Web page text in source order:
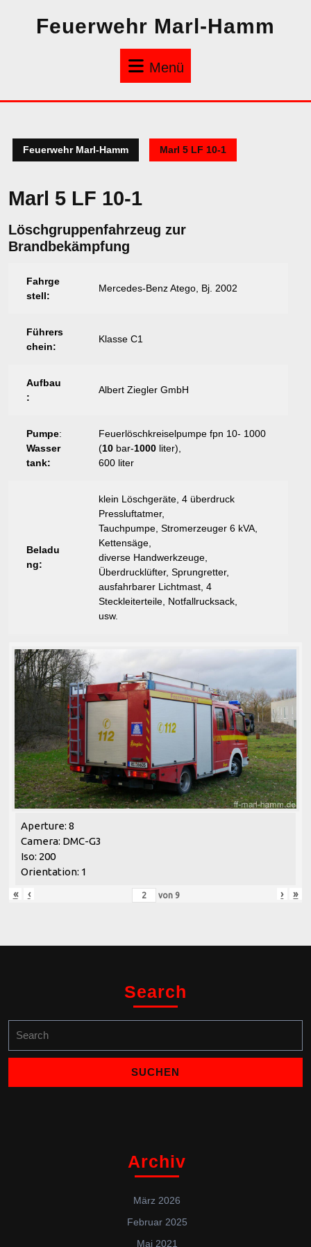
Feuerwehr Marl-Hamm
Menü
Feuerwehr Marl-Hamm Marl 5 LF 10-1
Marl 5 LF 10-1
Löschgruppenfahrzeug zur
Brandbekämpfung
Fahrge
stell:
Mercedes-Benz Atego, Bj. 2002
Führers
chein:
Klasse C1
Aufbau
:
Albert Ziegler GmbH
Pumpe:
Wasser
tank:
Feuerlöschkreiselpumpe fpn 10- 1000
(10 bar-1000 liter),
600 liter
Beladu
ng:
klein Löschgeräte, 4 überdruck
Pressluftatmer,
Tauchpumpe, Stromerzeuger 6 kVA,
Kettensäge,
diverse Handwerkzeuge,
Überdrucklüfter, Sprungretter,
ausfahrbarer Lichtmast, 4
Steckleiterteile, Notfallrucksack,
usw.
Aperture: 8
Camera: DMC-G3
Iso: 200
Orientation: 1
«
‹ von 9 › »
Search
for:
Archiv
März 2026
Februar 2025
Mai 2021